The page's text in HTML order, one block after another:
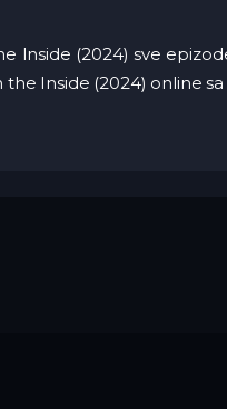
Inside (2024) sve
Inside (2024) online